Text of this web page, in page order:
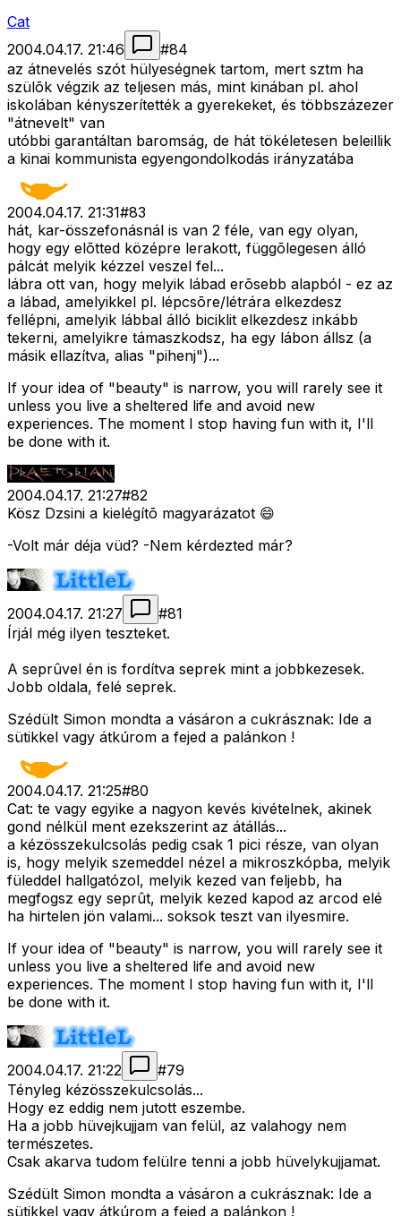
Cat
2004.04.17. 21:46
#84
az átnevelés szót hülyeségnek tartom, mert sztm ha
szülõk végzik az teljesen más, mint kinában pl. ahol
iskolában kényszerítették a gyerekeket, és többszázezer
"átnevelt" van
utóbbi garantáltan baromság, de hát tökéletesen beleillik
a kinai kommunista egyengondolkodás irányzatába
2004.04.17. 21:31#83
hát, kar-összefonásnál is van 2 féle, van egy olyan,
hogy egy elõtted középre lerakott, függõlegesen álló
pálcát melyik kézzel veszel fel...
lábra ott van, hogy melyik lábad erõsebb alapból - ez az
a lábad, amelyikkel pl. lépcsõre/létrára elkezdesz
fellépni, amelyik lábbal álló biciklit elkezdesz inkább
tekerni, amelyikre támaszkodsz, ha egy lábon állsz (a
másik ellazítva, alias "pihenj")...
If your idea of "beauty" is narrow, you will rarely see it
unless you live a sheltered life and avoid new
experiences. The moment I stop having fun with it, I'll
be done with it.
2004.04.17. 21:27#82
Kösz Dzsini a kielégítõ magyarázatot 😄
-Volt már déja vüd? -Nem kérdezted már?
2004.04.17. 21:27 #81
Írjál még ilyen teszteket.
A seprûvel én is fordítva seprek mint a jobbkezesek.
Jobb oldala, felé seprek.
Szédült Simon mondta a vásáron a cukrásznak: Ide a
sütikkel vagy átkúrom a fejed a palánkon !
2004.04.17. 21:25#80
Cat: te vagy egyike a nagyon kevés kivételnek, akinek
gond nélkül ment ezekszerint az átállás...
a kézösszekulcsolás pedig csak 1 pici része, van olyan
is, hogy melyik szemeddel nézel a mikroszkópba, melyik
füleddel hallgatózol, melyik kezed van feljebb, ha
megfogsz egy seprût, melyik kezed kapod az arcod elé
ha hirtelen jön valami... soksok teszt van ilyesmire.
If your idea of "beauty" is narrow, you will rarely see it
unless you live a sheltered life and avoid new
experiences. The moment I stop having fun with it, I'll
be done with it.
2004.04.17. 21:22 #79
Tényleg kézösszekulcsolás...
Hogy ez eddig nem jutott eszembe.
Ha a jobb hüvejkujjam van felül, az valahogy nem
természetes.
Csak akarva tudom felülre tenni a jobb hüvelykujjamat.
Szédült Simon mondta a vásáron a cukrásznak: Ide a
sütikkel vagy átkúrom a fejed a palánkon !